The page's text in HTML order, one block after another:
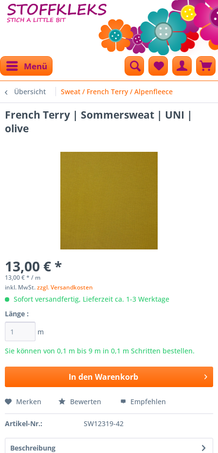
Menü
Übersicht Sweat / French Terry / Alpenfleece
French Terry | Sommersweat | UNI |
olive
13,00 € *
13,00 € * / m
inkl. MwSt.zzgl. Versandkosten
Sofort versandfertig, Lieferzeit ca. 1-3 Werktage
Länge :
m
Sie können von 0,1 m bis 9 m in 0,1 m Schritten bestellen.
In den Warenkorb
Merken Bewerten Empfehlen
Artikel-Nr.: SW12319-42
Beschreibung